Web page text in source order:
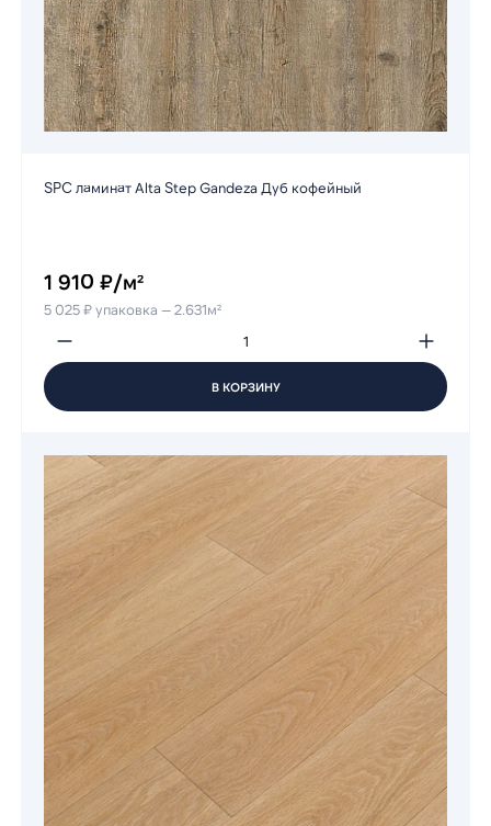
SPC ламинат Alta Step Gandeza Дуб кофейный
1 910 ₽/м²
5 025 ₽ упаковка — 2.631м²
В КОРЗИНУ